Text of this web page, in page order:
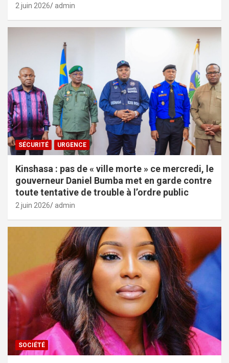
2 juin 2026 admin
SÉCURITÉ URGENCE
Kinshasa : pas de « ville morte » ce mercredi, le
gouverneur Daniel Bumba met en garde contre
toute tentative de trouble à l’ordre public
2 juin 2026 admin
SOCIÉTÉ